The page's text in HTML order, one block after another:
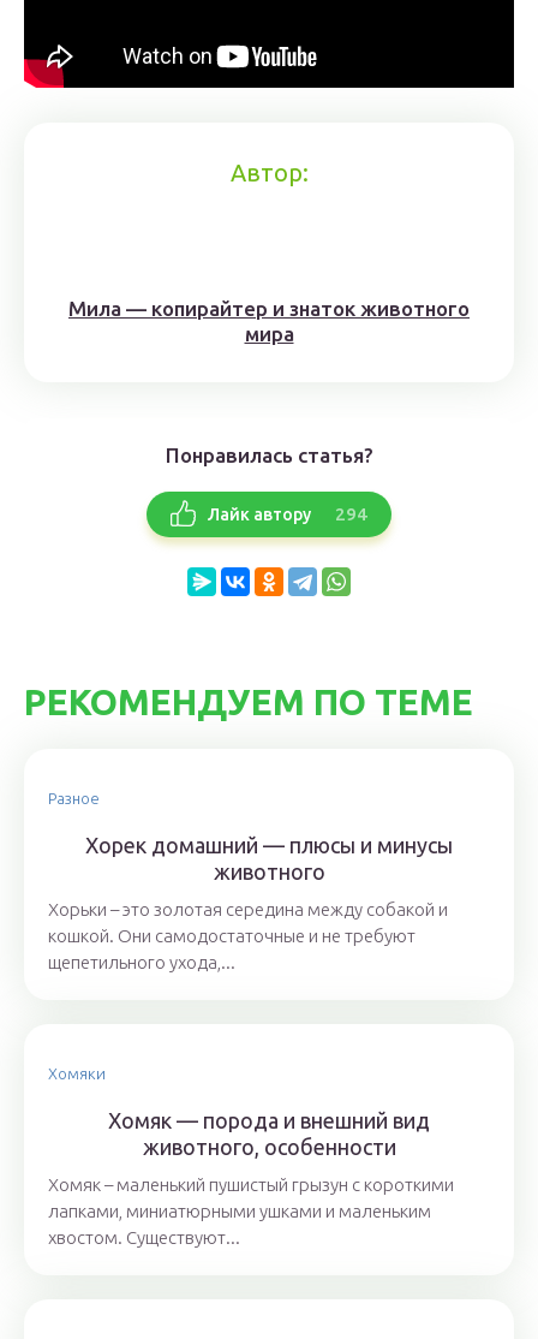
Автор:
Мила — копирайтер и знаток животного
мира
Понравилась статья?
Лайк автору 294
РЕКОМЕНДУЕМ ПО ТЕМЕ
Разное
Хорек домашний — плюсы и минусы
животного
Хорьки – это золотая середина между собакой и
кошкой. Они самодостаточные и не требуют
щепетильного ухода,...
Хомяки
Хомяк — порода и внешний вид
животного, особенности
Хомяк – маленький пушистый грызун с короткими
лапками, миниатюрными ушками и маленьким
хвостом. Существуют...